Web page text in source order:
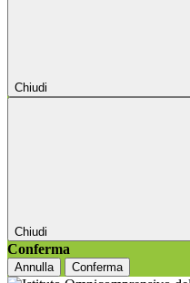
Chiudi
Chiudi
Conferma
Annulla Conferma